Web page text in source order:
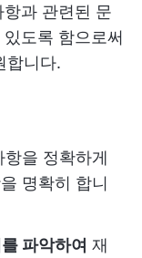
과 관련된 문
도록 함으로써
합니다.
을 정확하게
명확히 합니
파악하여 재